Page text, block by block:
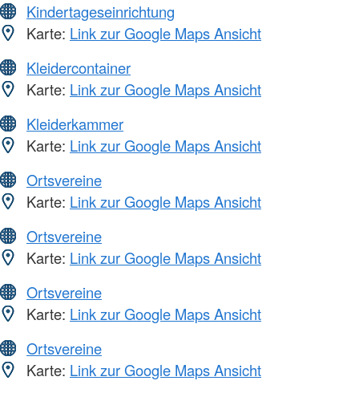
Kindertageseinrichtung
Karte: Link zur Google Maps Ansicht
Kleidercontainer
Karte: Link zur Google Maps Ansicht
Kleiderkammer
Karte: Link zur Google Maps Ansicht
Ortsvereine
Karte: Link zur Google Maps Ansicht
Ortsvereine
Karte: Link zur Google Maps Ansicht
Ortsvereine
Karte: Link zur Google Maps Ansicht
Ortsvereine
Karte: Link zur Google Maps Ansicht